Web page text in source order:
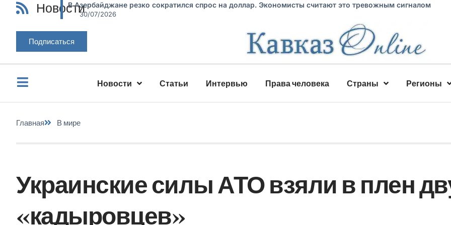
НовостиВ Азербайджане резко сократился спрос на доллар. Экономисты считают это тревожным сигналом
30/07/2026
Подписаться
Новости Статьи Интервью Права человека Страны Регионы
Главная В мире
Украинские силы АТО взяли в плен
«кадыровцев»